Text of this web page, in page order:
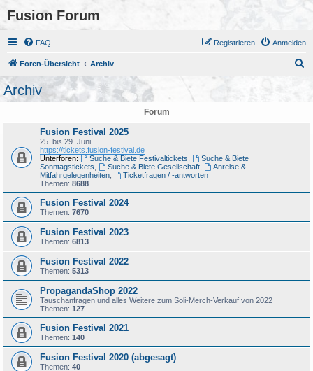
Fusion Forum
FAQ Anmelden
Registrieren
Foren-Übersicht Archiv
Archiv
Forum
Fusion Festival 2025
25. bis 29. Juni
https://tickets.fusion-festival.de
Unterforen:
Suche & Biete Festivaltickets
Suche & Biete
Sonntagstickets
Suche & Biete Gesellschaft,
Anreise &
Mitfahrgelegenheiten
Ticketfragen / -antworten
Themen: 8688
Fusion Festival 2024
Themen: 7670
Fusion Festival 2023
Themen: 6813
Fusion Festival 2022
Themen: 5313
PropagandaShop 2022
Tauschanfragen und alles Weitere zum Soli-Merch-Verkauf von 2022
Themen: 127
Fusion Festival 2021
Themen: 140
Fusion Festival 2020 (abgesagt)
Themen: 40